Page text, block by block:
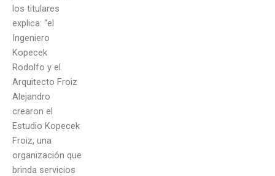
los titulares
explica: “el
Ingeniero
Kopecek
Rodolfo y el
Arquitecto Froiz
Alejandro
crearon el
Estudio Kopecek
Froiz, una
organización que
brinda servicios